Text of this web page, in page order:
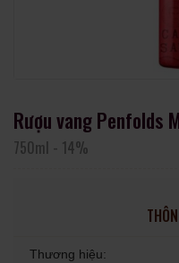
Rượu vang Penfolds
750ml - 14%
Thương hiệu: